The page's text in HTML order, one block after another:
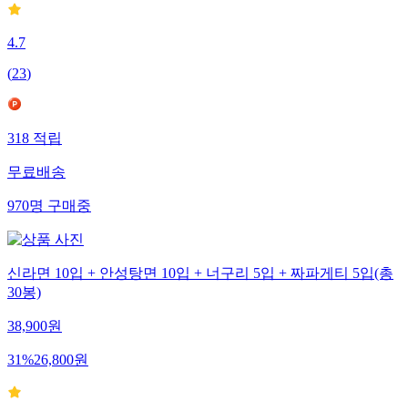
4.7
(23)
318적립
무료배송
970명구매중
신라면 10입 + 안성탕면 10입 + 너구리 5입 + 짜파게티 5입(총
30봉)
38,900원
31%26,800원